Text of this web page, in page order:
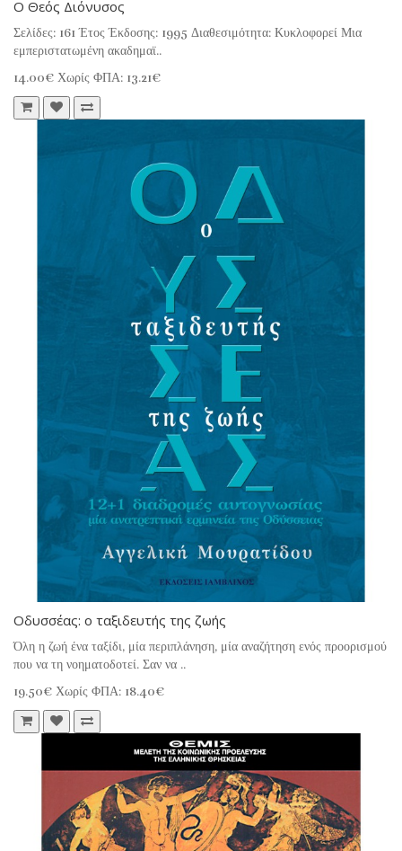
Ο Θεός Διόνυσος
Σελίδες: 161 Έτος Έκδοσης: 1995 Διαθεσιμότητα: Κυκλοφορεί Μια
εμπεριστατωμένη ακαδημαϊ..
14.00€ Χωρίς ΦΠΑ: 13.21€
Οδυσσέας: ο ταξιδευτής της ζωής
Όλη η ζωή ένα ταξίδι, μία περιπλάνηση, μία αναζήτηση ενός προορισμού
που να τη νοηματοδοτεί. Σαν να ..
19.50€ Χωρίς ΦΠΑ: 18.40€